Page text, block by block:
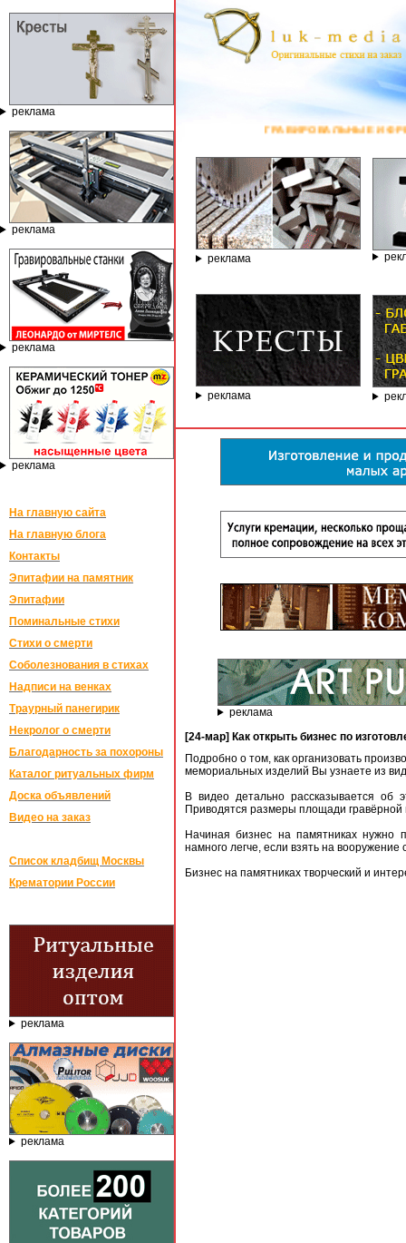
реклама
реклама
реклама
реклама
На главную сайта
На главную блога
Контакты
Эпитафии на памятник
Эпитафии
Поминальные стихи
Стихи о смерти
Соболезнования в стихах
Надписи на венках
Траурный панегирик
Некролог о смерти
Благодарность за похороны
Каталог ритуальных фирм
Доска объявлений
Видео на заказ
Список кладбищ Москвы
Крематории России
реклама
реклама
ГРАВИРОВАЛЬНЫЕ И
реклама
реклама
реклама
[24-мар] Как открыть бизнес по
Подробно о том, как организовать
мемориальных изделий Вы узнаете из
В видео детально рассказывается об
Приводятся размеры площади гравёрной
Начиная бизнес на памятниках нужно
намного легче, если взять на
Бизнес на памятниках творческий и